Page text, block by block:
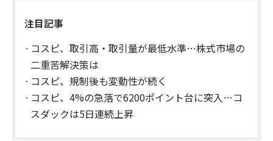
注目記事
コスピ、取引高・取引量が最低水準…株式市場の
二重苦解決策は
コスピ、規制後も変動性が続く
コスピ、4%の急落で6200ポイント台に突入…コ
スダックは5日連続上昇